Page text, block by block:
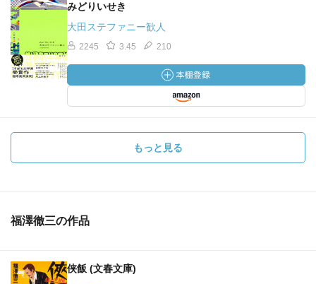
みどりいせき
大田ステファニー歓人
2245 3.45 210
もっと見る
福澤徹三の作品
侠飯 (文春文庫)